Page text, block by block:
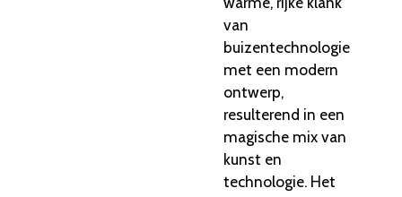
van
buizentechnologie
met een modern
ontwerp,
resulterend in een
magische mix van
kunst en
technologie. Het